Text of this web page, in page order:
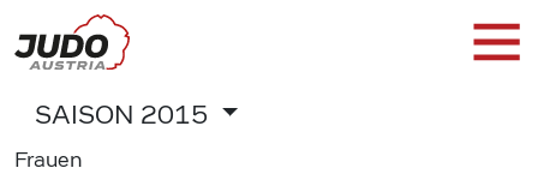
SAISON 2015
Frauen